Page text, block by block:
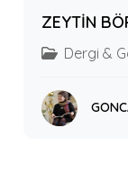
ZEYTİN
Dergi &